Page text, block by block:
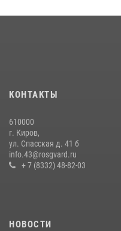
В Кирове и Кирово-Чепецке
подозреваемых в хулиганстве
19 июля 2026, 07:00
КОНТАКТЫ
610000
г. Киров,
ул. Спасская д. 41 б
info.43@rosgvard.ru
+ 7 (8332) 48-82-03
НОВОСТИ